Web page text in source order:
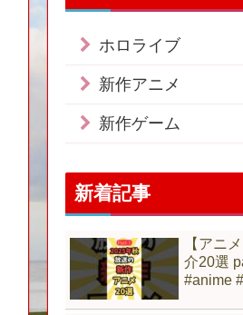
ホロライブ
新作アニメ
新作ゲーム
新着記事
【アニ
介20選
#anime